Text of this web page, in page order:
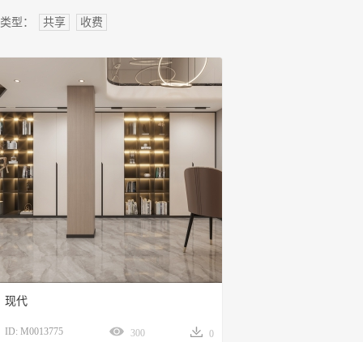
类型： 共享 收费
现代
ID: M0013775 300 0